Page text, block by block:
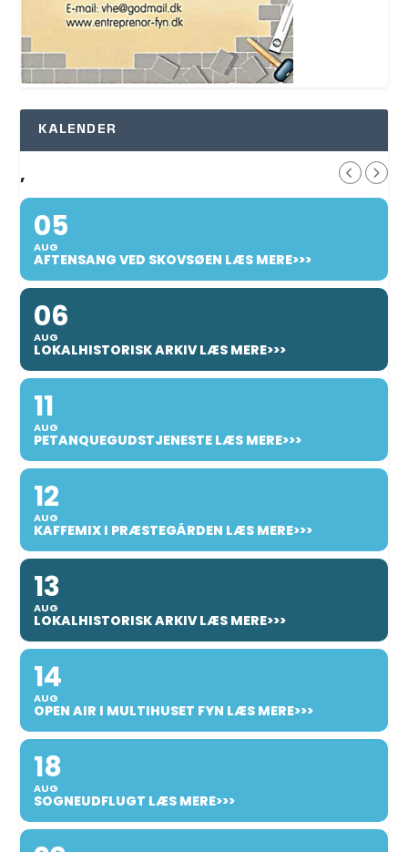
KALENDER
,
05
AUG
AFTENSANG VED SKOVSØEN LÆS MERE>>>
06
AUG
LOKALHISTORISK ARKIV LÆS MERE>>>
11
AUG
PETANQUEGUDSTJENESTE LÆS MERE>>>
12
AUG
KAFFEMIX I PRÆSTEGÅRDEN LÆS MERE>>>
13
AUG
LOKALHISTORISK ARKIV LÆS MERE>>>
14
AUG
OPEN AIR I MULTIHUSET FYN LÆS MERE>>>
18
AUG
SOGNEUDFLUGT LÆS MERE>>>